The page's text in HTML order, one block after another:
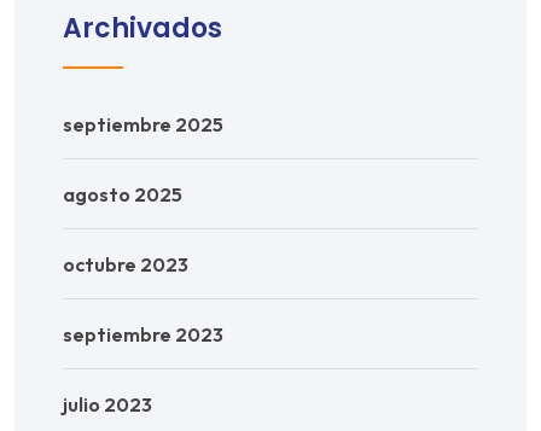
Archivados
septiembre 2025
agosto 2025
octubre 2023
septiembre 2023
julio 2023